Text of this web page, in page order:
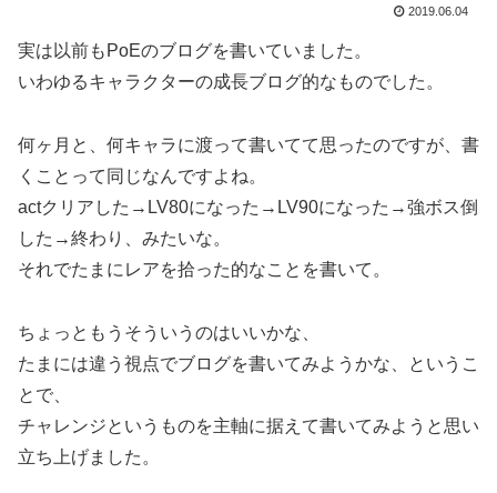
2019.06.04
実は以前もPoEのブログを書いていました。
いわゆるキャラクターの成長ブログ的なものでした。
何ヶ月と、何キャラに渡って書いてて思ったのですが、書
くことって同じなんですよね。
actクリアした→LV80になった→LV90になった→強ボス倒
した→終わり、みたいな。
それでたまにレアを拾った的なことを書いて。
ちょっともうそういうのはいいかな、
たまには違う視点でブログを書いてみようかな、というこ
とで、
チャレンジというものを主軸に据えて書いてみようと思い
立ち上げました。